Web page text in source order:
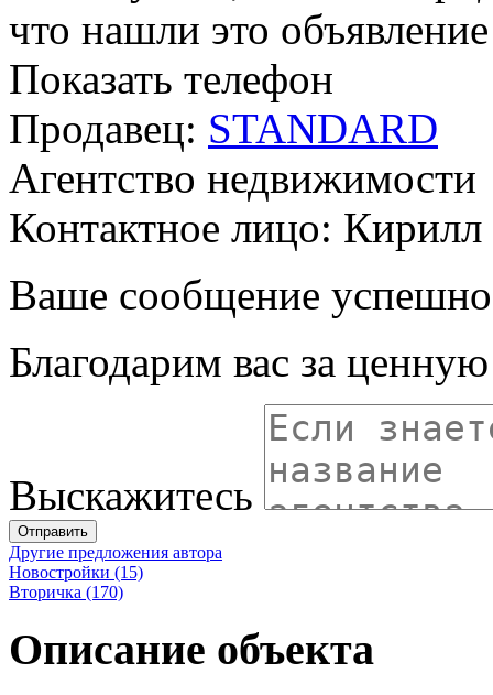
что нашли это
Показать телефон
Продавец: STANDARD
Агентство недвижимости
Контактное лицо: Кирилл
Ваше сообщение успешно
Благодарим вас за
Выскажитесь
Отправить
Другие предложения автора
Новостройки (15)
Вторичка (170)
Описание объекта